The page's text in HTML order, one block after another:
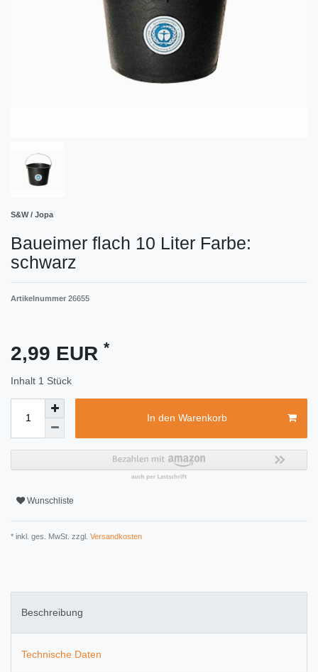
S&W / Jopa
Baueimer flach 10 Liter Farbe:
schwarz
Artikelnummer 26655
2,99 EUR *
Inhalt 1 Stück
In den Warenkorb
Wunschliste
* inkl. ges. MwSt. zzgl. Versandkosten
Beschreibung
Technische Daten